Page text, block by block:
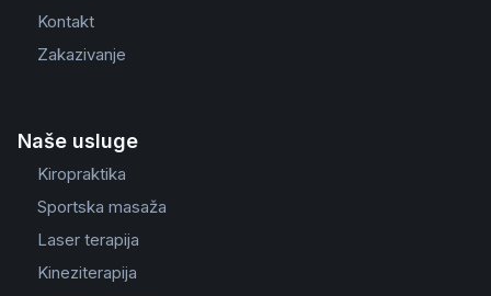
Kontakt
Zakazivanje
Naše usluge
Kiropraktika
Sportska masaža
Laser terapija
Kineziterapija